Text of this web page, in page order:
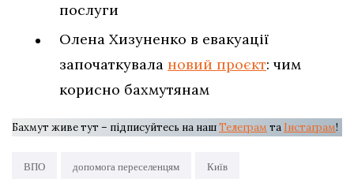
послуги
Олена Хизуненко в евакуації
започаткувала новий проєкт: чим
корисно бахмутянам
Бахмут живе тут – підписуйтесь на нашТелеграм та Інстаграм!
ВПО допомога переселенцям Київ